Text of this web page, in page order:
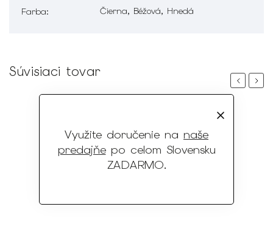
Využite doručenie na naše
predajňepo celom Slovensku
ZADARMO.
Farba: Čierna, Béžová, Hnedá
Súvisiaci tovar
PreviousNext